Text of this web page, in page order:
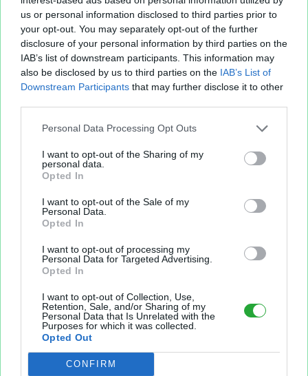
us or personal information disclosed to third parties prior to
your opt-out. You may separately opt-out of the further
disclosure of your personal information by third parties on the
IAB’s list of downstream participants. This information may
also be disclosed by us to third parties on the IAB’s List of
Downstream Participants that may further disclose it to other
Personal Data Processing Opt Outs
I want to opt-out of the Sharing of my
personal data.
Opted In
I want to opt-out of the Sale of my
Personal Data.
Opted In
I want to opt-out of processing my
Personal Data for Targeted Advertising.
Opted In
I want to opt-out of Collection, Use,
Retention, Sale, and/or Sharing of my
Personal Data that Is Unrelated with the
Purposes for which it was collected.
Opted Out
CONFIRM
Aperçu texte
Sur le même sujet..
prevoir dimanche panier repas kaczo
poisson lundi place fruits
pauline samedi fromages theme lambert